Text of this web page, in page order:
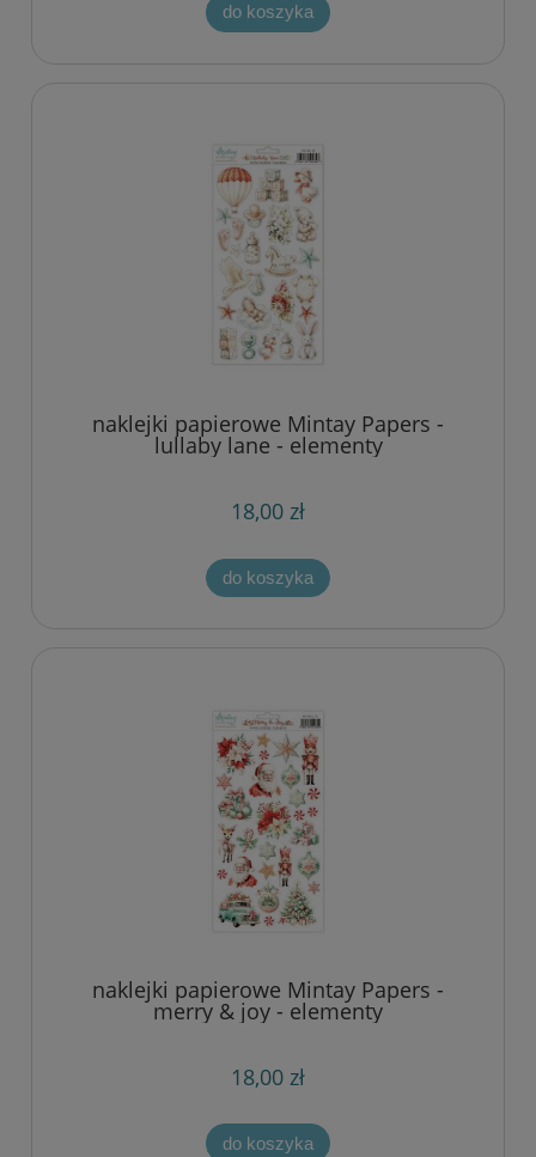
do koszyka
naklejki papierowe Mintay Papers -
lullaby lane - elementy
18,00 zł
do koszyka
naklejki papierowe Mintay Papers -
merry & joy - elementy
18,00 zł
do koszyka